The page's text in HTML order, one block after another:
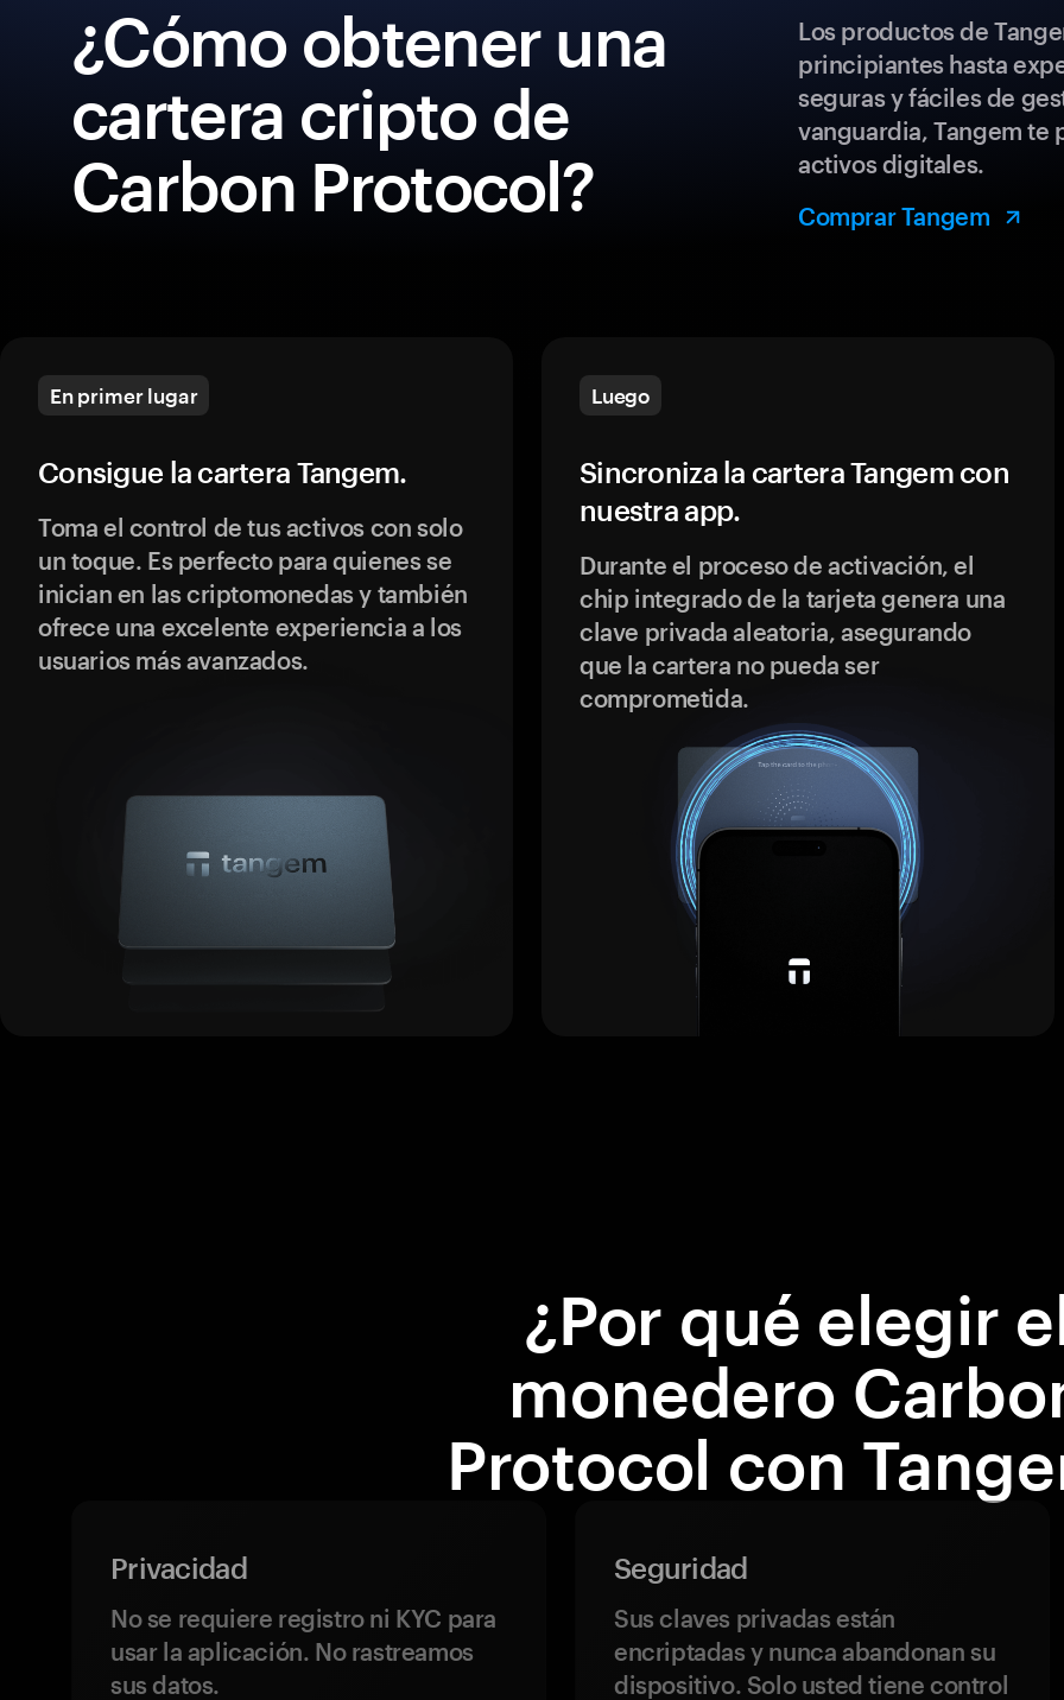
¿Cómo obtener una
cartera cripto de
Carbon Protocol?
Los productos de
principiantes hasta
seguras y fáciles de
vanguardia, Tangem
activos digitales.
Comprar Tangem
En primer lugar
Consigue la cartera Tangem.
Toma el control de tus activos con solo
un toque. Es perfecto para quienes se
inician en las criptomonedas y también
ofrece una excelente experiencia a los
usuarios más avanzados.
Luego
Sincroniza la cartera Tangem con
nuestra app.
Durante el proceso de activación, el
chip integrado de la tarjeta genera una
clave privada aleatoria, asegurando
que la cartera no pueda ser
comprometida.
¿Por qué elegir
monedero
Protocol con
Privacidad
No se requiere registro ni KYC para
usar la aplicación. No rastreamos
sus datos.
Seguridad
Sus claves privadas están
encriptadas y nunca abandonan su
dispositivo. Solo usted tiene control